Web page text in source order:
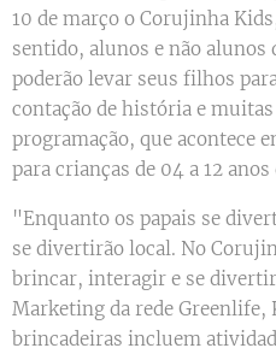
10 de março o Corujinha
sentido, alunos e não alunos
poderão levar seus filhos
contação de história e
programação, que acontece
para crianças de 04 a 12 anos
"Enquanto os papais se
se divertirão local. No
brincar, interagir e se
Marketing da rede Greenlife,
brincadeiras incluem